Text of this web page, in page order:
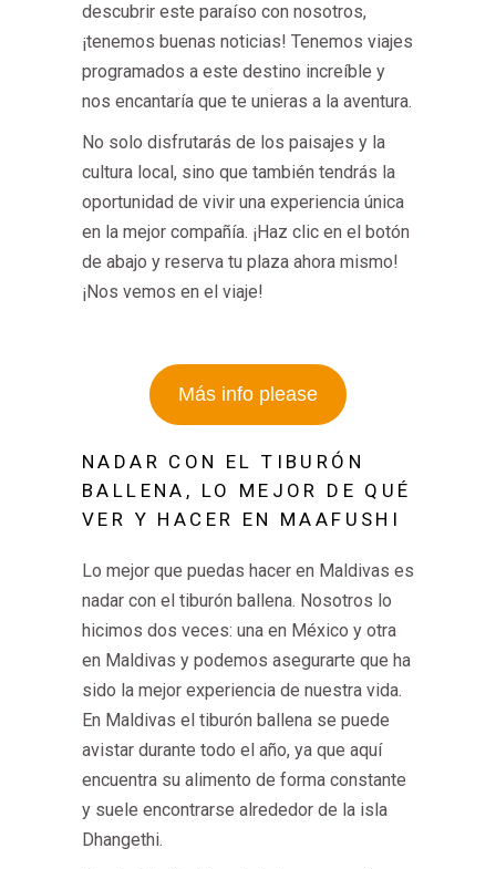
descubrir este paraíso con nosotros,
¡tenemos buenas noticias! Tenemos viajes
programados a este destino increíble y
nos encantaría que te unieras a la aventura.
No solo disfrutarás de los paisajes y la
cultura local, sino que también tendrás la
oportunidad de vivir una experiencia única
en la mejor compañía. ¡Haz clic en el botón
de abajo y reserva tu plaza ahora mismo!
¡Nos vemos en el viaje!
Más info please
NADAR CON EL TIBURÓN
BALLENA, LO MEJOR DE QUÉ
VER Y HACER EN MAAFUSHI
Lo mejor que puedas hacer en Maldivas es
nadar con el tiburón ballena. Nosotros lo
hicimos dos veces: una en México y otra
en Maldivas y podemos asegurarte que ha
sido la mejor experiencia de nuestra vida.
En Maldivas el tiburón ballena se puede
avistar durante todo el año, ya que aquí
encuentra su alimento de forma constante
y suele encontrarse alrededor de la isla
Dhangethi.